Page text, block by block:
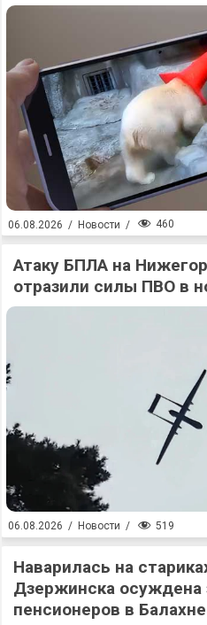
06.08.2026 / Новости / 460
Атаку БПЛА на
отразили силы ПВО в
06.08.2026 / Новости / 519
Наварилась на
Дзержинска осуждена
пенсионеров в Балахне